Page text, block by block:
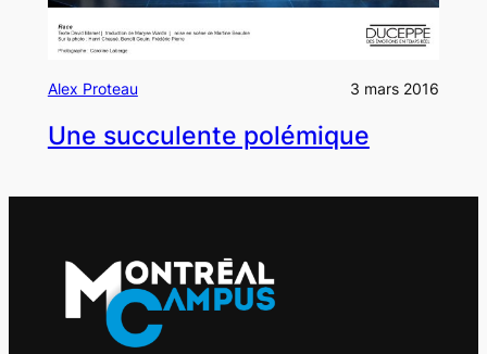
Alex Proteau 3 mars 2016
Une succulente polémique